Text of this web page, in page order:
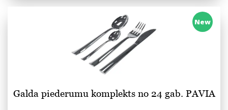
New
Galda piederumu komplekts no 24 gab. PAVIA